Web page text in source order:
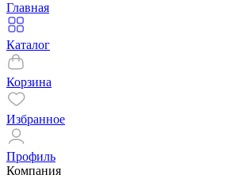
Главная
Каталог
Корзина
Избранное
Профиль
Компания